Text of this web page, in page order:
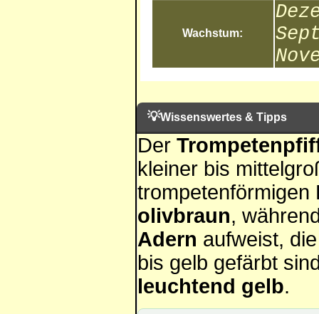
Wachstum:
💡Wissenswertes & Tipps
Der
kleiner bis
olivbraun,
Adern aufweist,
bis gelb gefärbt
leuchtend gelb.